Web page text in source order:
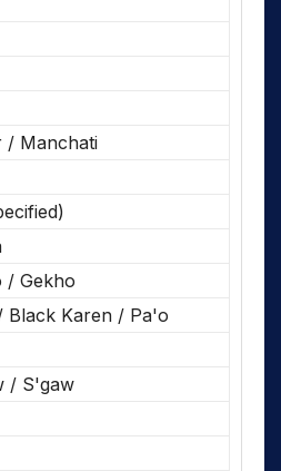
/ Manchati
/ Gekho
Black Karen / Pa'o
/ S'gaw